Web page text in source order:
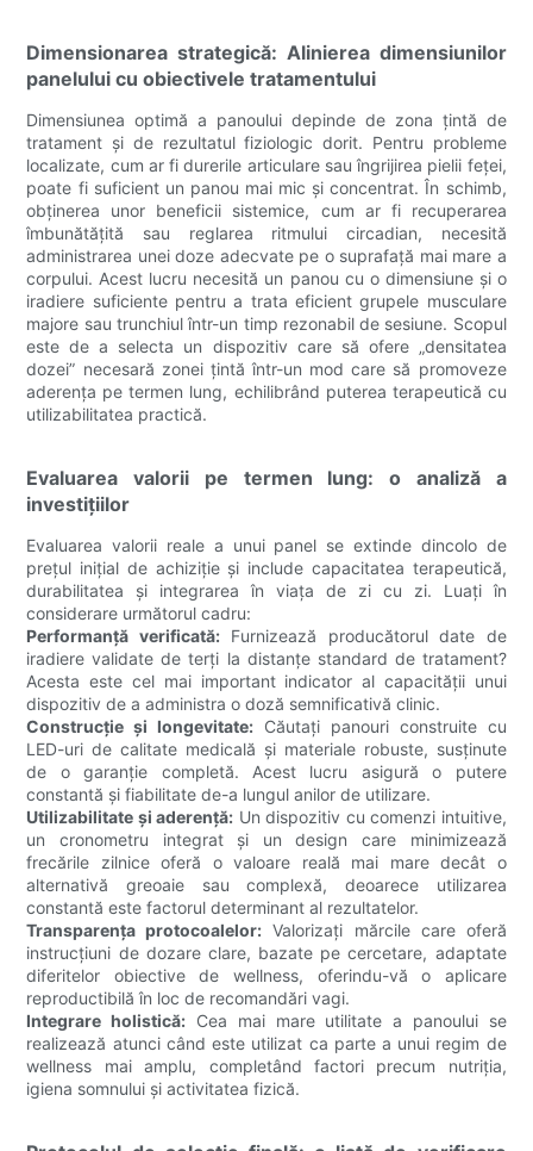
Dimensionarea strategică: Alinierea dimensiunilor
panelului cu obiectivele tratamentului
Dimensiunea optimă a panoului depinde de zona țintă de
tratament și de rezultatul fiziologic dorit. Pentru probleme
localizate, cum ar fi durerile articulare sau îngrijirea pielii feței,
poate fi suficient un panou mai mic și concentrat. În schimb,
obținerea unor beneficii sistemice, cum ar fi recuperarea
îmbunătățită sau reglarea ritmului circadian, necesită
administrarea unei doze adecvate pe o suprafață mai mare a
corpului. Acest lucru necesită un panou cu o dimensiune și o
iradiere suficiente pentru a trata eficient grupele musculare
majore sau trunchiul într-un timp rezonabil de sesiune. Scopul
este de a selecta un dispozitiv care să ofere „densitatea
dozei” necesară zonei țintă într-un mod care să promoveze
aderența pe termen lung, echilibrând puterea terapeutică cu
utilizabilitatea practică.
Evaluarea valorii pe termen lung: o analiză a
investițiilor
Evaluarea valorii reale a unui panel se extinde dincolo de
prețul inițial de achiziție și include capacitatea terapeutică,
durabilitatea și integrarea în viața de zi cu zi. Luați în
considerare următorul cadru:
Performanță verificată:Furnizează producătorul date de
iradiere validate de terți la distanțe standard de tratament?
Acesta este cel mai important indicator al capacității unui
dispozitiv de a administra o doză semnificativă clinic.
Construcție și longevitate: Căutați panouri construite cu
LED-uri de calitate medicală și materiale robuste, susținute
de o garanție completă. Acest lucru asigură o putere
constantă și fiabilitate de-a lungul anilor de utilizare.
Utilizabilitate și aderență: Un dispozitiv cu comenzi intuitive,
un cronometru integrat și un design care minimizează
frecările zilnice oferă o valoare reală mai mare decât o
alternativă greoaie sau complexă, deoarece utilizarea
constantă este factorul determinant al rezultatelor.
Transparența protocoalelor: Valorizați mărcile care oferă
instrucțiuni de dozare clare, bazate pe cercetare, adaptate
diferitelor obiective de wellness, oferindu-vă o aplicare
reproductibilă în loc de recomandări vagi.
Integrare holistică: Cea mai mare utilitate a panoului se
realizează atunci când este utilizat ca parte a unui regim de
wellness mai amplu, completând factori precum nutriția,
igiena somnului și activitatea fizică.